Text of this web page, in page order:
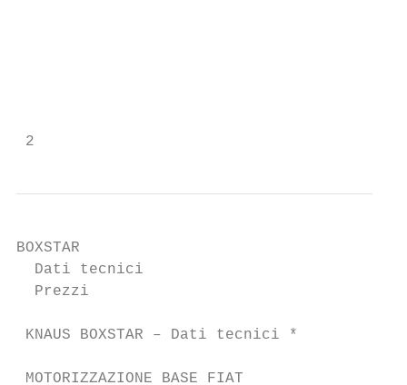
2
BOXSTAR
  Dati tecnici
  Prezzi
KNAUS BOXSTAR – Dati tecnici *
MOTORIZZAZIONE BASE FIAT